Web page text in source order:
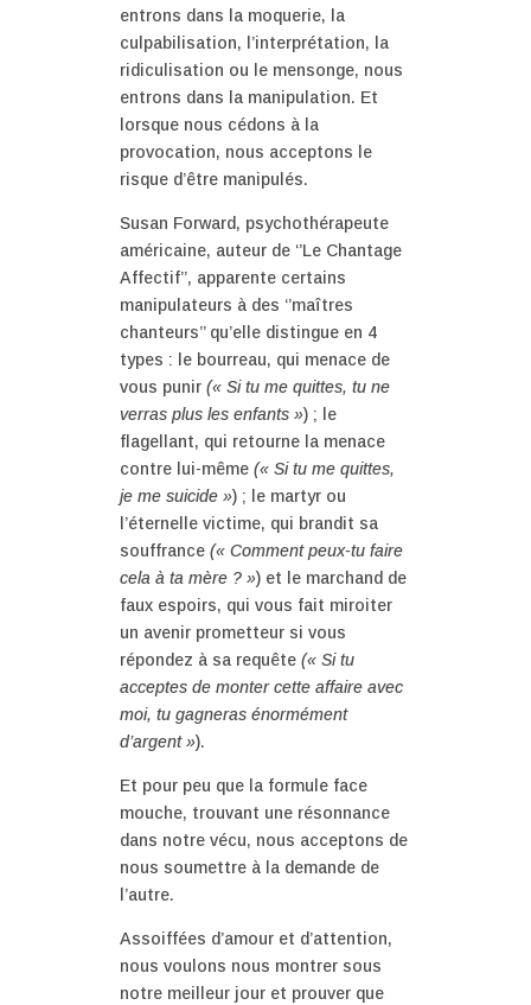
entrons dans la moquerie, la
culpabilisation, l’interprétation, la
ridiculisation ou le mensonge, nous
entrons dans la manipulation. Et
lorsque nous cédons à la
provocation, nous acceptons le
risque d’être manipulés.
Susan Forward, psychothérapeute
américaine, auteur de ‘’Le Chantage
Affectif’’, apparente certains
manipulateurs à des ‘’maîtres
chanteurs’’ qu’elle distingue en 4
types : le bourreau, qui menace de
vous punir (« Si tu me quittes, tu ne
verras plus les enfants ») ; le
flagellant, qui retourne la menace
contre lui-même (« Si tu me quittes,
je me suicide ») ; le martyr ou
l’éternelle victime, qui brandit sa
souffrance (« Comment peux-tu faire
cela à ta mère ? ») et le marchand de
faux espoirs, qui vous fait miroiter
un avenir prometteur si vous
répondez à sa requête (« Si tu
acceptes de monter cette affaire avec
moi, tu gagneras énormément
d’argent »).
Et pour peu que la formule face
mouche, trouvant une résonnance
dans notre vécu, nous acceptons de
nous soumettre à la demande de
l’autre.
Assoiffées d’amour et d’attention,
nous voulons nous montrer sous
notre meilleur jour et prouver que